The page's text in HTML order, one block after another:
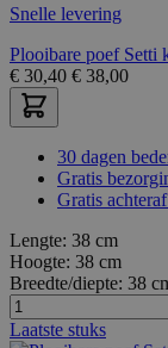
Snelle levering
Plooibare poef Setti
€ 30,40 € 38,00
30 dagen
Gratis
Gratis
Lengte: 38 cm
Hoogte: 38 cm
Breedte/diepte: 38
Laatste stuks